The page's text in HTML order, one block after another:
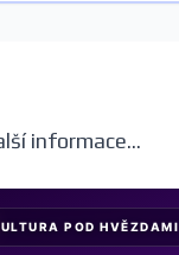
informace...
POD HVĚZDAMI